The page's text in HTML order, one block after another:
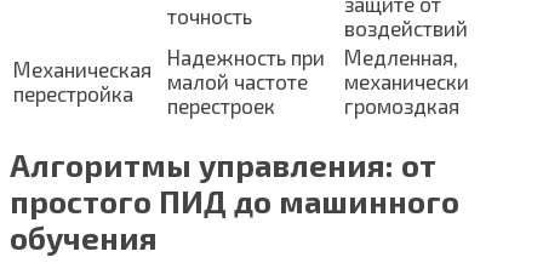
точность
воздействий
Механическая
перестройка
Надежность при
малой частоте
перестроек
Медленная,
механически
громоздкая
Алгоритмы управления: от
простого ПИД до машинного
обучения